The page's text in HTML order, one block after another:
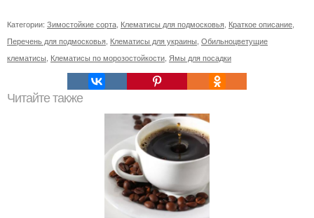
Категории: Зимостойкие сорта Клематисы для подмосковья Краткое описание
Перечень для подмосковья Клематисы для украины Обильноцветущие
клематисы Клематисы по морозостойкости Ямы для посадки
Читайте также